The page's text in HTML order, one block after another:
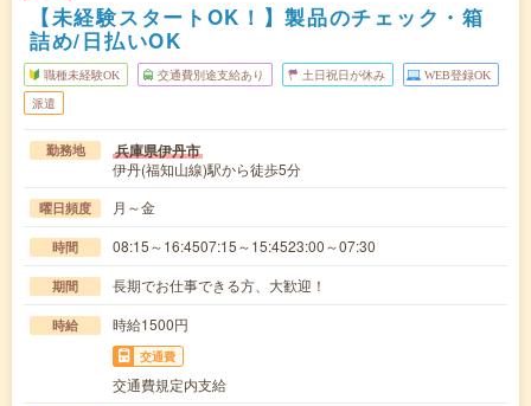
【未経験スタートOK！】製品のチェック・箱
詰め/日払いOK
職種未経験OK 交通費別途支給あり 土日祝日が休み WEB登録OK
派遣
勤務地 兵庫県伊丹市
伊丹(福知山線)駅から徒歩5分
曜日頻度 月～金
時間 08:15～16:4507:15～15:4523:00～07:30
期間 長期でお仕事できる方、大歓迎！
時給 時給1500円
交通費
交通費規定内支給